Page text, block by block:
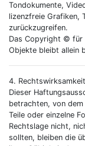
Tondokumente,
lizenzfreie Grafiken,
zurückzugreifen.
Das Copyright © für
Objekte bleibt allein
4.
Dieser
betrachten, von
Teile oder einzelne
Rechtslage nicht,
sollten, bleiben die